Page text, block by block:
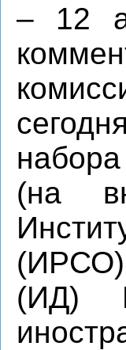
– 12
(на
(ИРСО)
(ИД)